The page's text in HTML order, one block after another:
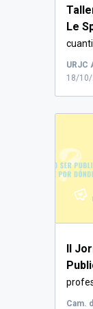
Le
URJC
18/
II